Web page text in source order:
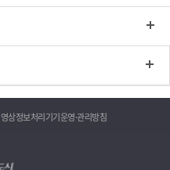
영상정보처리기기운영·관리방침